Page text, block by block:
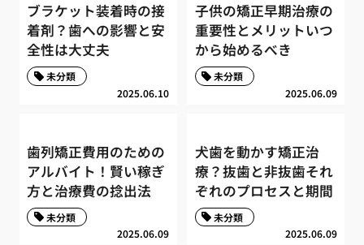
ブラケット装着時の接
着剤？歯への影響と安
全性は大丈夫
2025.06.10
未分類
子供の矯正早期治療の
重要性とメリットいつ
から始めるべき
2025.06.09
未分類
歯列矯正費用のための
アルバイト！賢い稼ぎ
方と治療費の捻出法
2025.06.09
未分類
犬歯を動かす矯正治
療？抜歯と非抜歯それ
ぞれのプロセスと期間
2025.06.09
未分類